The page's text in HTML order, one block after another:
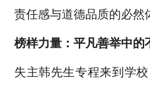
责任感与道德品质的必然
榜样力量：平凡善举中的
失主韩先生专程来到学